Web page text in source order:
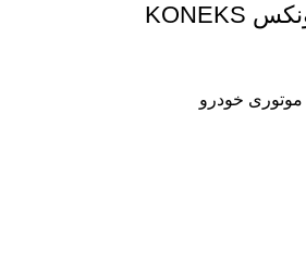
سمند (XU7) کونکس KONEKS
موتوری خودرو